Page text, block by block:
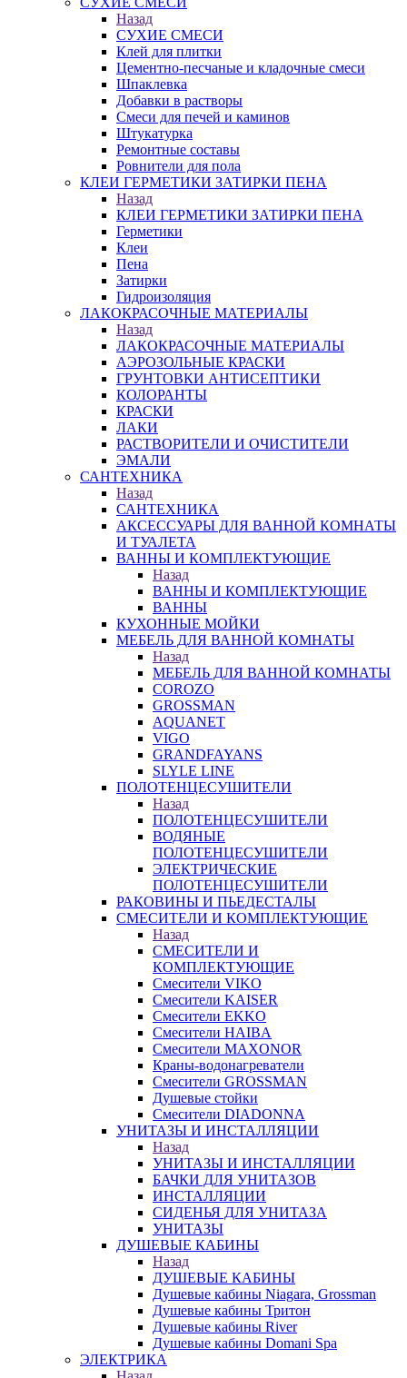
Назад
СУХИЕ СМЕСИ
Клей для плитки
Цементно-песчаные и кладочные смеси
Шпаклевка
Добавки в растворы
Смеси для печей и каминов
Штукатурка
Ремонтные составы
Ровнители для пола
КЛЕИ ГЕРМЕТИКИ ЗАТИРКИ ПЕНА
Назад
КЛЕИ ГЕРМЕТИКИ ЗАТИРКИ ПЕНА
Герметики
Клеи
Пена
Затирки
Гидроизоляция
ЛАКОКРАСОЧНЫЕ МАТЕРИАЛЫ
Назад
ЛАКОКРАСОЧНЫЕ МАТЕРИАЛЫ
АЭРОЗОЛЬНЫЕ КРАСКИ
ГРУНТОВКИ АНТИСЕПТИКИ
КОЛОРАНТЫ
КРАСКИ
ЛАКИ
РАСТВОРИТЕЛИ И ОЧИСТИТЕЛИ
ЭМАЛИ
САНТЕХНИКА
Назад
САНТЕХНИКА
АКСЕССУАРЫ ДЛЯ ВАННОЙ КОМНАТЫ
И ТУАЛЕТА
ВАННЫ И КОМПЛЕКТУЮЩИЕ
Назад
ВАННЫ И КОМПЛЕКТУЮЩИЕ
ВАННЫ
КУХОННЫЕ МОЙКИ
МЕБЕЛЬ ДЛЯ ВАННОЙ КОМНАТЫ
Назад
МЕБЕЛЬ ДЛЯ ВАННОЙ КОМНАТЫ
COROZO
GROSSMAN
AQUANET
VIGO
GRANDFAYANS
SLYLE LINE
ПОЛОТЕНЦЕСУШИТЕЛИ
Назад
ПОЛОТЕНЦЕСУШИТЕЛИ
ВОДЯНЫЕ
ПОЛОТЕНЦЕСУШИТЕЛИ
ЭЛЕКТРИЧЕСКИЕ
ПОЛОТЕНЦЕСУШИТЕЛИ
РАКОВИНЫ И ПЬЕДЕСТАЛЫ
СМЕСИТЕЛИ И КОМПЛЕКТУЮЩИЕ
Назад
СМЕСИТЕЛИ И
КОМПЛЕКТУЮЩИЕ
Смесители VIKO
Смесители KAISER
Смесители EKKO
Смесители HAIBA
Смесители MAXONOR
Краны-водонагреватели
Смесители GROSSMAN
Душевые стойки
Смесители DIADONNA
УНИТАЗЫ И ИНСТАЛЛЯЦИИ
Назад
УНИТАЗЫ И ИНСТАЛЛЯЦИИ
БАЧКИ ДЛЯ УНИТАЗОВ
ИНСТАЛЛЯЦИИ
СИДЕНЬЯ ДЛЯ УНИТАЗА
УНИТАЗЫ
ДУШЕВЫЕ КАБИНЫ
Назад
ДУШЕВЫЕ КАБИНЫ
Душевые кабины Niagara, Grossman
Душевые кабины Тритон
Душевые кабины River
Душевые кабины Domani Spa
ЭЛЕКТРИКА